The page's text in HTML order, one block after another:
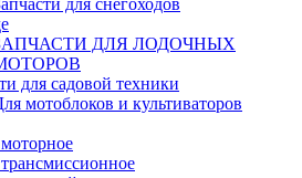
для снегоходов
ДЛЯ ЛОДОЧНЫХ
для садовой техники
мотоблоков и культиваторов